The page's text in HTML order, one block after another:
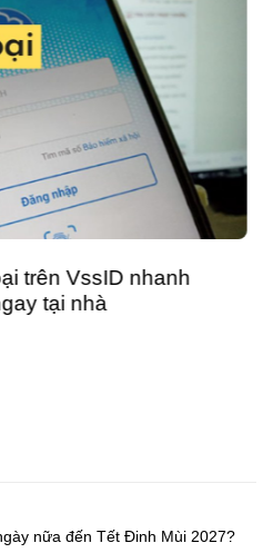
trên VssID nhanh
tại nhà
nữa đến Tết Đinh Mùi 2027?